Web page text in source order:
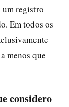
um registro
Em todos os
menos que
considero